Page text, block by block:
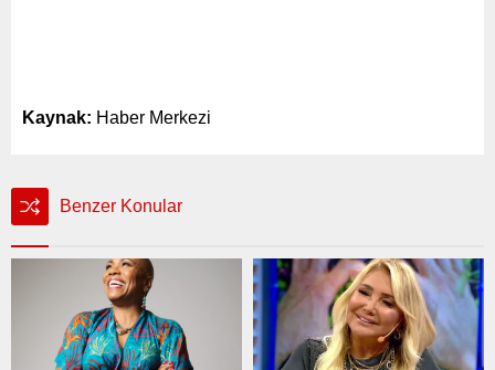
Kaynak: Haber Merkezi
Benzer Konular